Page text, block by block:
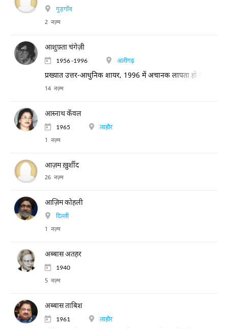
गुड़गाँव
2 नज़्म
आशुफ़्ता चंगेज़ी
1956 -1996 अलीगढ़
प्रख्यात उत्तर-आधुनिक शायर, 1996 में अचानक लापता हो गए।
14 नज़्म
आस्नाथ कँवल
1965 लाहौर
1 नज़्म
आज़म ख़ुर्शीद
26 नज़्म
आज़िम कोहली
दिल्ली
1 नज़्म
अब्बास अतहर
1940
5 नज़्म
अब्बास ताबिश
1961 लाहौर